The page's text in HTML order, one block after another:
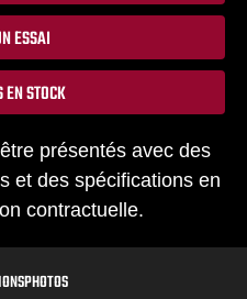
ESSAI
STOCK
présentés avec des
et des spécifications en
contractuelle.
PHOTOS